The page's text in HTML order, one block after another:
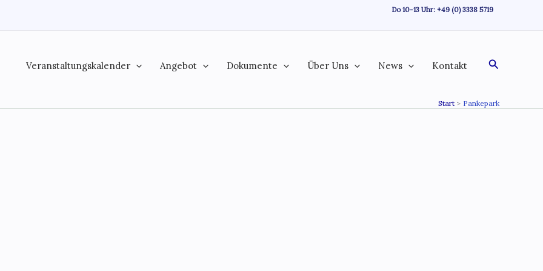
Do 10-13 Uhr: +49 (0) 3338 5719
Veranstaltungskalender Angebot Dokumente Über Uns News Kontakt Suchen
Start Pankepark